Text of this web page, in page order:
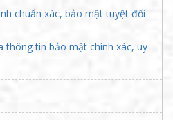
chuẩn xác, bảo mật tuyệt đối
thông tin bảo mật chính xác, uy